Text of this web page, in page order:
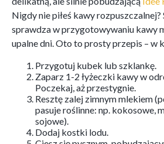
Nigdy nie piłeś kawy
sprawdza w przygotowywaniu kawy
upalne dni. Oto to prosty przepis – w
Przygotuj kubek lub szklankę.
Zaparz 1-2 łyżeczki kawy w
Poczekaj, aż przestygnie.
Resztę zalej zimnym mlekiem
pasuje roślinne: np. kokosowe,
sojowe).
Dodaj kostki lodu.